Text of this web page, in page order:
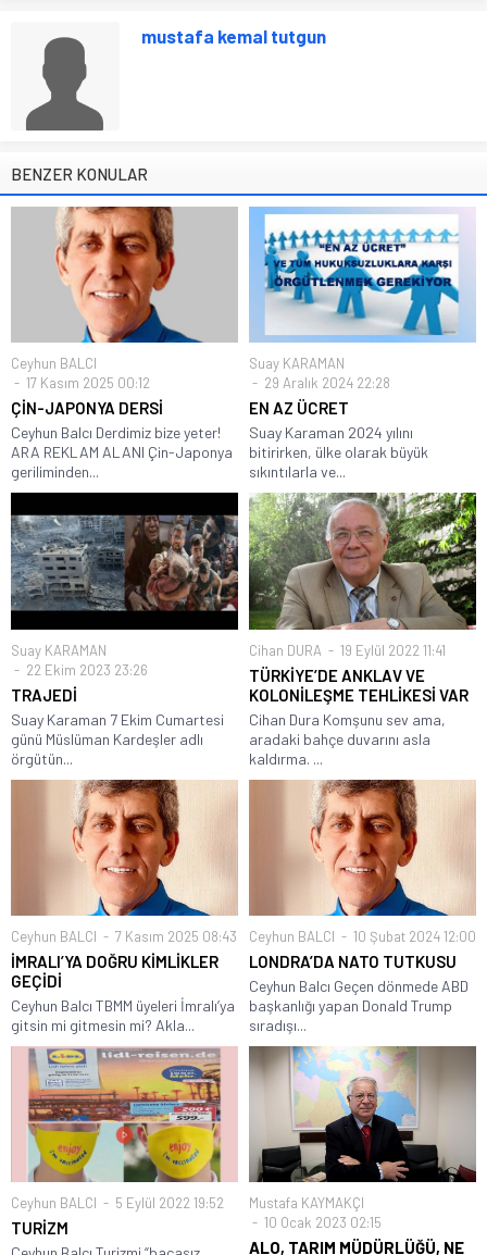
mustafa kemal tutgun
BENZER KONULAR
Ceyhun BALCI
17 Kasım 2025 00:12
ÇİN-JAPONYA DERSİ
Ceyhun Balcı Derdimiz bize yeter!
ARA REKLAM ALANI Çin-Japonya
geriliminden...
Suay KARAMAN
29 Aralık 2024 22:28
EN AZ ÜCRET
Suay Karaman 2024 yılını
bitirirken, ülke olarak büyük
sıkıntılarla ve...
Suay KARAMAN
22 Ekim 2023 23:26
TRAJEDİ
Suay Karaman 7 Ekim Cumartesi
günü Müslüman Kardeşler adlı
örgütün...
Cihan DURA 19 Eylül 2022 11:41
TÜRKİYE’DE ANKLAV VE
KOLONİLEŞME TEHLİKESİ VAR
Cihan Dura Komşunu sev ama,
aradaki bahçe duvarını asla
kaldırma. ...
Ceyhun BALCI 7 Kasım 2025 08:43
İMRALI’YA DOĞRU KİMLİKLER
GEÇİDİ
Ceyhun Balcı TBMM üyeleri İmralı’ya
gitsin mi gitmesin mi? Akla...
Ceyhun BALCI 10 Şubat 2024 12:00
LONDRA’DA NATO TUTKUSU
Ceyhun Balcı Geçen dönmede ABD
başkanlığı yapan Donald Trump
sıradışı...
Ceyhun BALCI 5 Eylül 2022 19:52
TURİZM
Mustafa KAYMAKÇI
10 Ocak 2023 02:15
ALO, TARIM MÜDÜRLÜĞÜ, NE